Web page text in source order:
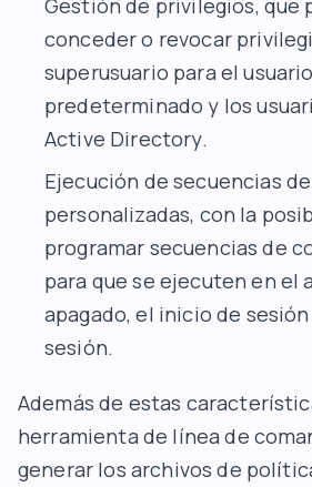
Gestión de privilegios, que
conceder o revocar
superusuario para el
predeterminado y los
Active Directory.
Ejecución de secuencias
personalizadas, con la
programar secuencias de
para que se ejecuten en el
apagado, el inicio de
sesión.
Además de estas
herramienta de línea de
generar los archivos de